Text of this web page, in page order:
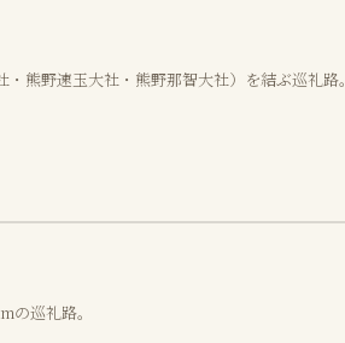
熊野速玉大社・熊野那智大社）を結ぶ巡礼路。
巡礼路。